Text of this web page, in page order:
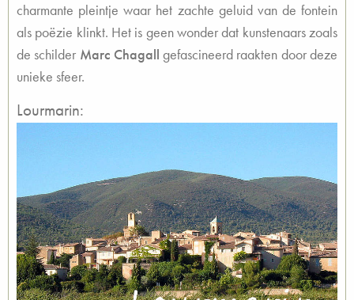
charmante pleintje waar het zachte geluid van de fontein
als poëzie klinkt. Het is geen wonder dat kunstenaars zoals
de schilder Marc Chagall gefascineerd raakten door deze
unieke sfeer.
Lourmarin: